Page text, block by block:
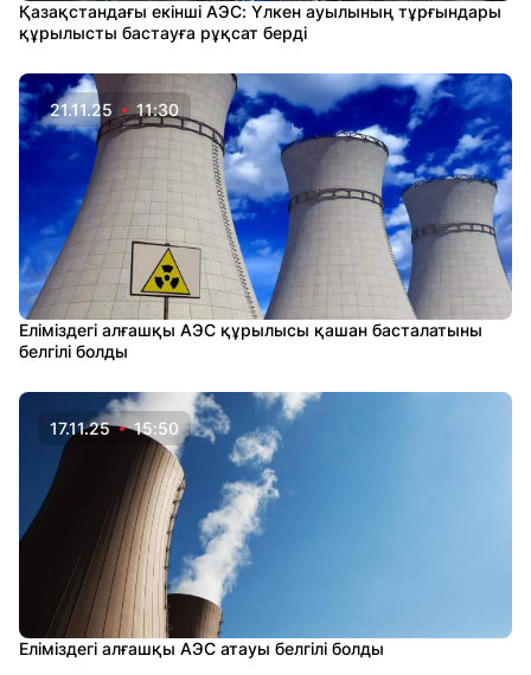
Қазақстандағы екінші АЭС: Үлкен ауылының тұрғындары
құрылысты бастауға рұқсат берді
21.11.25 11:30
Еліміздегі алғашқы АЭС құрылысы қашан басталатыны
белгілі болды
17.11.25 15:50
Еліміздегі алғашқы АЭС атауы белгілі болды